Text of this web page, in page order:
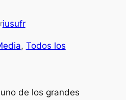
iusufr
, Todos los
de los grandes